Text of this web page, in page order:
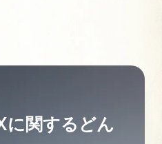
に関する どん